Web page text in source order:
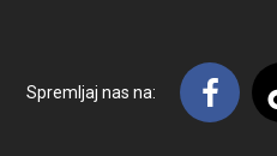
Spremljaj nas na: